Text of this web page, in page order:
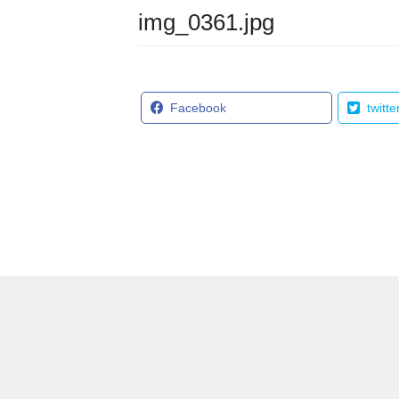
img_0361.jpg
Facebook